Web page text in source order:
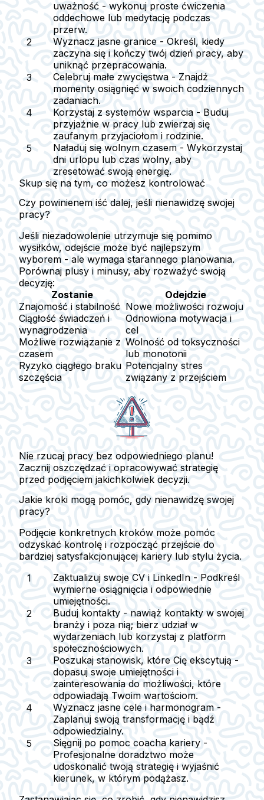
uważność - wykonuj proste ćwiczenia
oddechowe lub medytację podczas
przerw.
Wyznacz jasne granice - Określ, kiedy
zaczyna się i kończy twój dzień pracy, aby
uniknąć przepracowania.
Celebruj małe zwycięstwa - Znajdź
momenty osiągnięć w swoich codziennych
zadaniach.
Korzystaj z systemów wsparcia - Buduj
przyjaźnie w pracy lub zwierzaj się
zaufanym przyjaciołom i rodzinie.
Naładuj się wolnym czasem - Wykorzystaj
dni urlopu lub czas wolny, aby
zresetować swoją energię.
Skup się na tym, co możesz kontrolować
Czy powinienem iść dalej, jeśli nienawidzę swojej
pracy?
Jeśli niezadowolenie utrzymuje się pomimo
wysiłków, odejście może być najlepszym
wyborem - ale wymaga starannego planowania.
Porównaj plusy i minusy, aby rozważyć swoją
decyzję:
Zostanie
Odejdzie
Znajomość i stabilność Nowe możliwości rozwoju
Ciągłość świadczeń i
wynagrodzenia
Odnowiona motywacja i
cel
Możliwe rozwiązanie z
czasem
Wolność od toksyczności
lub monotonii
Ryzyko ciągłego braku
szczęścia
Potencjalny stres
związany z przejściem
Nie rzucaj pracy bez odpowiedniego planu!
Zacznij oszczędzać i opracowywać strategię
przed podjęciem jakichkolwiek decyzji.
Jakie kroki mogą pomóc, gdy nienawidzę swojej
pracy?
Podjęcie konkretnych kroków może pomóc
odzyskać kontrolę i rozpocząć przejście do
bardziej satysfakcjonującej kariery lub stylu życia.
Zaktualizuj swoje CV i LinkedIn - Podkreśl
wymierne osiągnięcia i odpowiednie
umiejętności.
Buduj kontakty - nawiąż kontakty w swojej
branży i poza nią; bierz udział w
wydarzeniach lub korzystaj z platform
społecznościowych.
Poszukaj stanowisk, które Cię ekscytują -
dopasuj swoje umiejętności i
zainteresowania do możliwości, które
odpowiadają Twoim wartościom.
Wyznacz jasne cele i harmonogram -
Zaplanuj swoją transformację i bądź
odpowiedzialny.
Sięgnij po pomoc coacha kariery -
Profesjonalne doradztwo może
udoskonalić twoją strategię i wyjaśnić
kierunek, w którym podążasz.